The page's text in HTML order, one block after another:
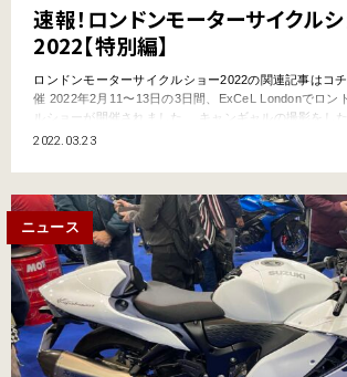
速報！ロンドンモーターサイクル
2022【特別編】
ロンドンモーターサイクルショー2022の関連記事はコ
催 2022年2月11〜13日の3日間、ExCeL Londonでロン
ルショーが開催されました。 キャンギャルの撮影をし
たが、コロナ禍の影響もあったのか一人もいませんでし
ー。サイクルショー開催前の…
2022.03.23
ニュース